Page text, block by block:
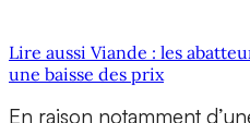
Lire aussi Viande : les
une baisse des prix
En raison notamment